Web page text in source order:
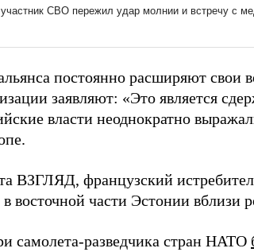
постоянно расширяют свои
заявляют: «Это является
власти неоднократно
ВЗГЛЯД, французский
в восточной части Эстонии вблизи
самолета-разведчика стран НАТО